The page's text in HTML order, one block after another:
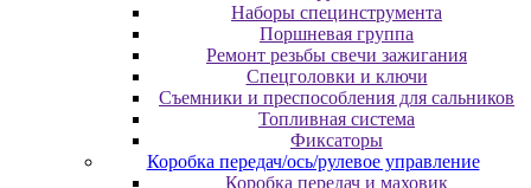
Наборы специнструмента
Поршневая группа
Ремонт резьбы свечи зажигания
Спецголовки и ключи
Съемники и преспособления для сальников
Топливная система
Фиксаторы
Коробка передач/ось/рулевое управление
Коробка передач и маховик